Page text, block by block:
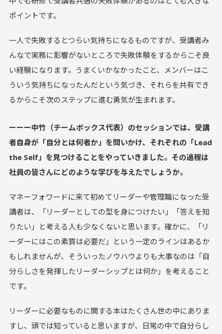
ポイントです。
一人で失敗するとつらい気持ちになるものですが、受講者み
んなで実務に影響がないところで失敗体験をするからこそ良
い経験になります。うまくいかなかったこと、メンバーはこ
ういう気持ちになったんだという気づき、それらを共有でき
るからこそ次のステップに進む勇気が生まれます。
ーーー中竹（チームボックス代表）のセッションでは、受講
者自身が「自分とは何者か」を問いかけ、それぞれの「Lead
the Self」を見つけることをやっていきました。その過程は
社員の皆さんにどのような学びを与えたでしょうか。
マネーフォワードに来て初めてリーダーや管理職になった受
講者は、「リーダーとしての型を身につけたい」「答えを知
りたい」と考える人も少なくないと思います。確かに、「リ
ーダーにはこの素質は必要だ」という一定のラインはあるか
もしれませんが、そういったノウハウよりも大事なのは「自
分らしさを発揮したリーダーシップとは何か」を考えること
です。
リーダーに必要なものに関する本はたくさん世の中にありま
すし、頭では知っていると思いますが、日常の中で自分らし